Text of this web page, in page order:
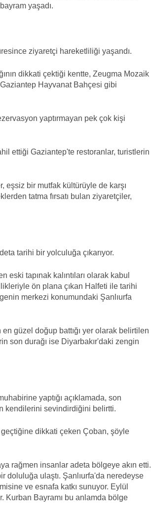
yaşadı.
ziyaretçi hareketliliği yaşandı.
dikkati çektiği kentte, Zeugma Mozaik
Gaziantep Hayvanat Bahçesi gibi
yaptırmayan pek çok kişi
ettiği Gaziantep'te restoranlar, turistlerin
eşsiz bir mutfak kültürüyle de karşı
tatma fırsatı bulan ziyaretçiler,
tarihi bir yolculuğa çıkarıyor.
tapınak kalıntıları olarak kabul
ön plana çıkan Halfeti ile tarihi
merkezi konumundaki Şanlıurfa
güzel doğup battığı yer olarak belirtilen
son durağı ise Diyarbakır'daki zengin
yaptığı açıklamada, son
kendilerini sevindirdiğini belirtti.
dikkati çeken Çoban, şöyle
rağmen insanlar adeta bölgeye akın etti.
doluluğa ulaştı. Şanlıurfa'da neredeyse
ve esnafa katkı sunuyor. Eylül
Kurban Bayramı bu anlamda bölge